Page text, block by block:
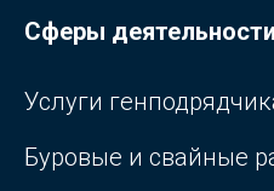
Сферы деятельности
Услуги
Буровые и свайные